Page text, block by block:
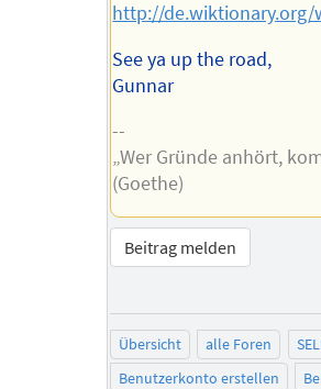
http://de.wiktionary.org/
See ya up the road,
Gunnar
--
„Wer Gründe anhört,
(Goethe)
Beitrag melden
Übersicht alle Foren
Benutzerkonto erstellen